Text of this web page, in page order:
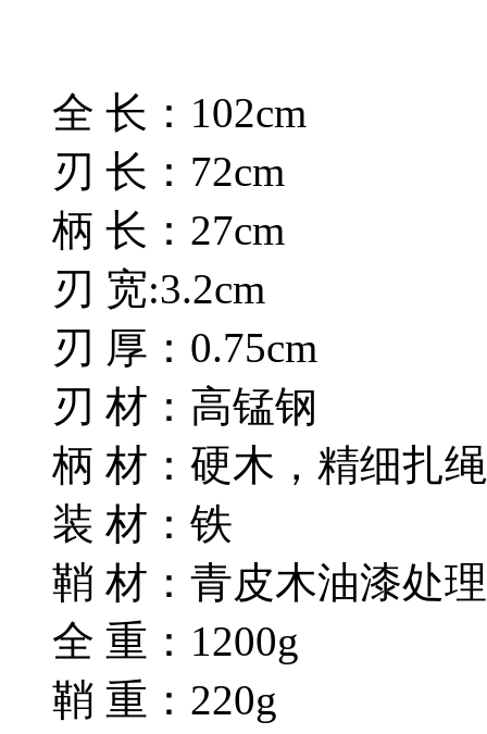
全 长：102cm
刃 长：72cm
柄 长：27cm
刃 宽:3.2cm
刃 厚：0.75cm
刃 材：高锰钢
柄 材：硬木，精细扎绳
装 材：铁
鞘 材：青皮木油漆处理
全 重：1200g
鞘 重：220g